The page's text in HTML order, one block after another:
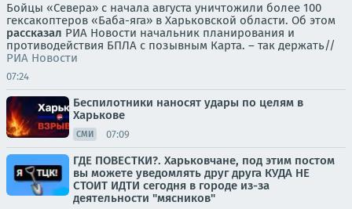
Бойцы «Севера» с начала августа уничтожили более 100
гексакоптеров «Баба-яга» в Харьковской области. Об этом
рассказал РИА Новости начальник планирования и
противодействия БПЛА с позывным Карта. – так держать//
РИА Новости
07:24
Беспилотники наносят удары по целям в
Харькове
СМИ 07:09
ГДЕ ПОВЕСТКИ?. Харьковчане, под этим постом
вы можете уведомлять друг друга КУДА НЕ
СТОИТ ИДТИ сегодня в городе из-за
деятельности "мясников"